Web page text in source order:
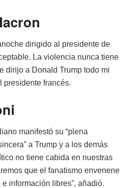
dirigido al presidente de
La violencia nunca tiene
dirijo a Donald Trump todo mi
presidente francés.
manifestó su “plena
a Trump y a los demás
no tiene cabida en nuestras
que el fanatismo envenene
información libres”, añadió.